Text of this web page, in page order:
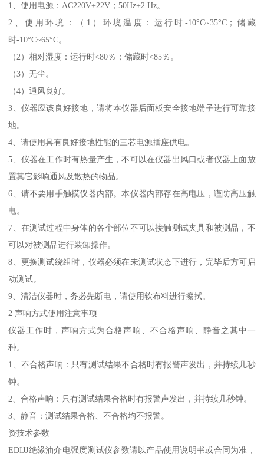
1、使用电源：AC220V+22V；50Hz+2 Hz。
2、使用环境：（1）环境温度：运行时-10°C~35°C；储藏
时-10°C~65°C。
（2）相对湿度：运行时<80％；储藏时<85％。
（3）无尘。
（4）通风良好。
3、仪器应该良好接地，请将本仪器后面板安全接地端子进行可靠接
地。
4、请使用具有良好接地性能的三芯电源插座供电。
5、仪器在工作时有热量产生，不可以在仪器出风口或者仪器上面放
置其它影响通风及散热的物品。
6、请不要用手触摸仪器内部。本仪器内部存在高电压，谨防高压触
电。
7、在测试过程中身体的各个部位不可以接触测试夹具和被测品，不
可以对被测品进行装卸操作。
8、更换测试绕组时，仪器必须在未测试状态下进行，完毕后方可启
动测试。
9、清洁仪器时，务必先断电，请使用软布料进行擦拭。
2 声响方式使用注意事项
仪器工作时，声响方式为合格声响、不合格声响、静音之其中一
种。
1、不合格声响：只有测试结果不合格时有报警声发出，并持续几秒
钟。
2、合格声响：只有测试结果合格时有报警声发出，并持续几秒钟。
3、静音：测试结果合格、不合格均不报警。
资技术参数
EDIJJ绝缘油介电强度测试仪参数请以产品使用说明书或合同为准，